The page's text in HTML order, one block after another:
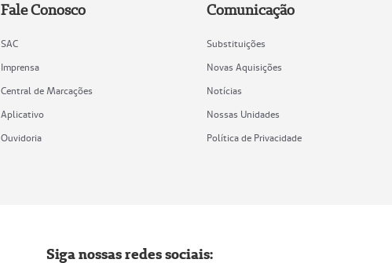
Fale Conosco
SAC
Imprensa
Central de Marcações
Aplicativo
Ouvidoria
Comunicação
Substituições
Novas Aquisições
Notícias
Nossas Unidades
Política de Privacidade
Siga nossas redes sociais: